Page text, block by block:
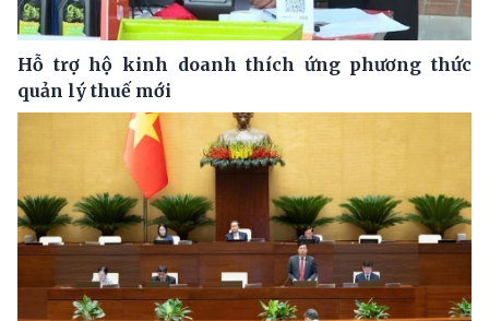
Hỗ trợ hộ kinh doanh thích ứng phương thức
quản lý thuế mới